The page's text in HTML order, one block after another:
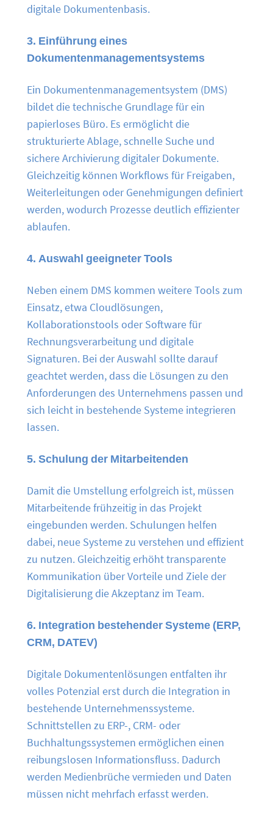
digitale Dokumentenbasis.
3. Einführung eines
Dokumentenmanagementsystems
Ein Dokumentenmanagementsystem (DMS)
bildet die technische Grundlage für ein
papierloses Büro. Es ermöglicht die
strukturierte Ablage, schnelle Suche und
sichere Archivierung digitaler Dokumente.
Gleichzeitig können Workflows für Freigaben,
Weiterleitungen oder Genehmigungen definiert
werden, wodurch Prozesse deutlich effizienter
ablaufen.
4. Auswahl geeigneter Tools
Neben einem DMS kommen weitere Tools zum
Einsatz, etwa Cloudlösungen,
Kollaborationstools oder Software für
Rechnungsverarbeitung und digitale
Signaturen. Bei der Auswahl sollte darauf
geachtet werden, dass die Lösungen zu den
Anforderungen des Unternehmens passen und
sich leicht in bestehende Systeme integrieren
lassen.
5. Schulung der Mitarbeitenden
Damit die Umstellung erfolgreich ist, müssen
Mitarbeitende frühzeitig in das Projekt
eingebunden werden. Schulungen helfen
dabei, neue Systeme zu verstehen und effizient
zu nutzen. Gleichzeitig erhöht transparente
Kommunikation über Vorteile und Ziele der
Digitalisierung die Akzeptanz im Team.
6. Integration bestehender Systeme (ERP,
CRM, DATEV)
Digitale Dokumentenlösungen entfalten ihr
volles Potenzial erst durch die Integration in
bestehende Unternehmenssysteme.
Schnittstellen zu ERP-, CRM- oder
Buchhaltungssystemen ermöglichen einen
reibungslosen Informationsfluss. Dadurch
werden Medienbrüche vermieden und Daten
müssen nicht mehrfach erfasst werden.